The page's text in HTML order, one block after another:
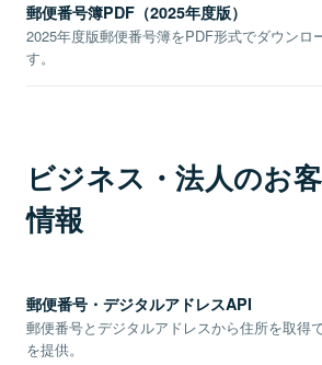
郵便番号簿PDF（2025年度版）
2025年度版郵便番号簿をPDF形式でダウンロ
す。
ビジネス・法人のお
情報
郵便番号・デジタルアドレスAPI
郵便番号とデジタルアドレスから住所を取得
を提供。